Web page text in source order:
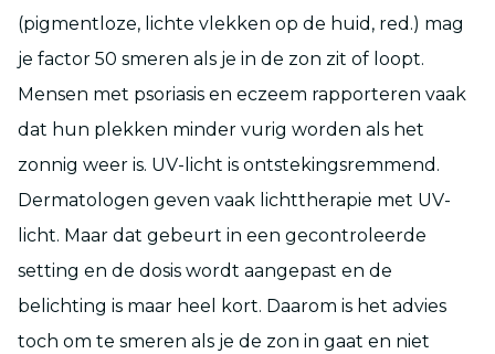
(pigmentloze, lichte vlekken op de huid, red.) mag
je factor 50 smeren als je in de zon zit of loopt.
Mensen met psoriasis en eczeem rapporteren vaak
dat hun plekken minder vurig worden als het
zonnig weer is. UV-licht is ontstekingsremmend.
Dermatologen geven vaak lichttherapie met UV-
licht. Maar dat gebeurt in een gecontroleerde
setting en de dosis wordt aangepast en de
belichting is maar heel kort. Daarom is het advies
toch om te smeren als je de zon in gaat en niet